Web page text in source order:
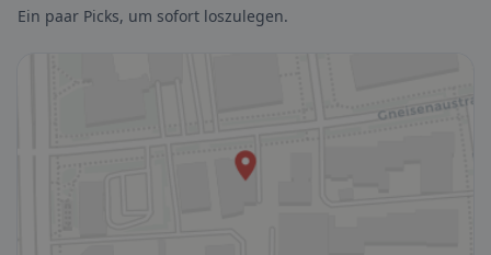
Ein paar Picks, um sofort loszulegen.